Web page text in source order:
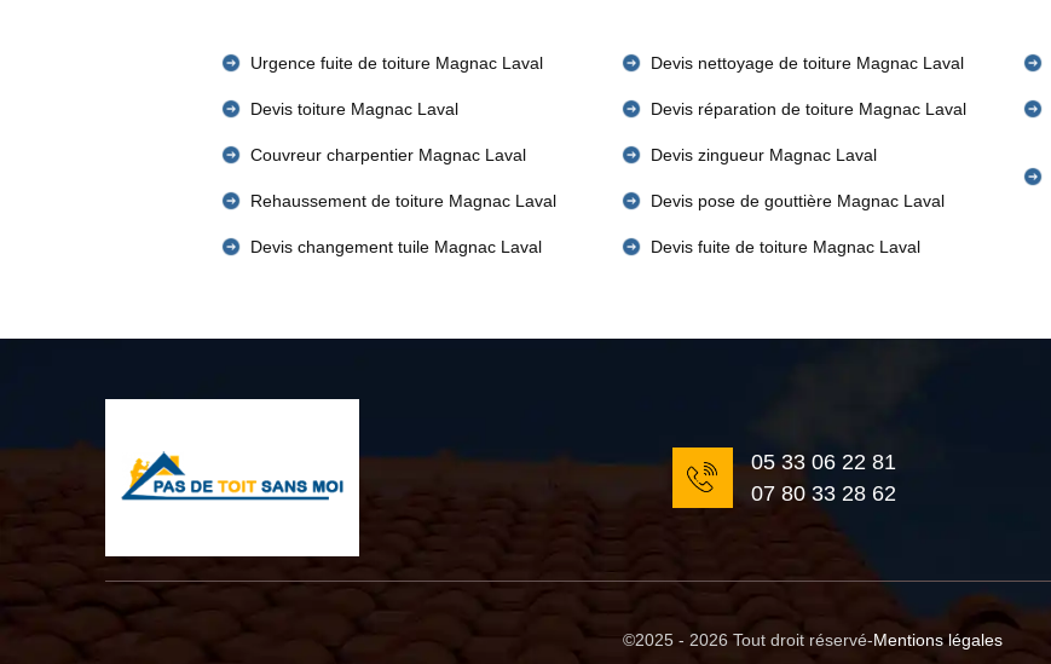
Urgence fuite de toiture Magnac Laval
Devis toiture Magnac Laval
Couvreur charpentier Magnac Laval
Rehaussement de toiture Magnac Laval
Devis changement tuile Magnac Laval
Devis nettoyage de toiture Magnac Laval
Devis réparation de toiture Magnac Laval
Devis zingueur Magnac Laval
Devis pose de gouttière Magnac Laval
Devis fuite de toiture Magnac Laval
05 33 06 22 81
07 80 33 28 62
©2025 - 2026 Tout droit réservé-Mentions légales